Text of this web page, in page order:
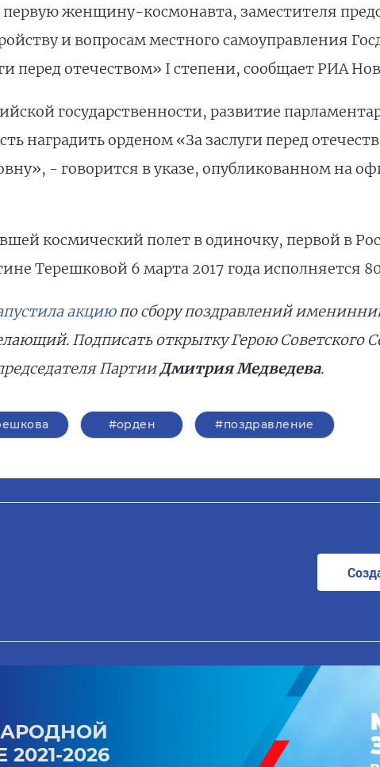
женщину-космонавта, заместителя
и вопросам местного самоуправления
перед отечеством» I степени, сообщает РИА
государственности, развитие
наградить орденом «За заслуги перед
- говорится в указе, опубликованном на
космический полет в одиночку, первой в
Терешковой 6 марта 2017 года исполняется
акциюпо сбору поздравлений
Подписать открытку Герою Советского
ПартииДмитрия Медведева.
#орден #поздравление
2026